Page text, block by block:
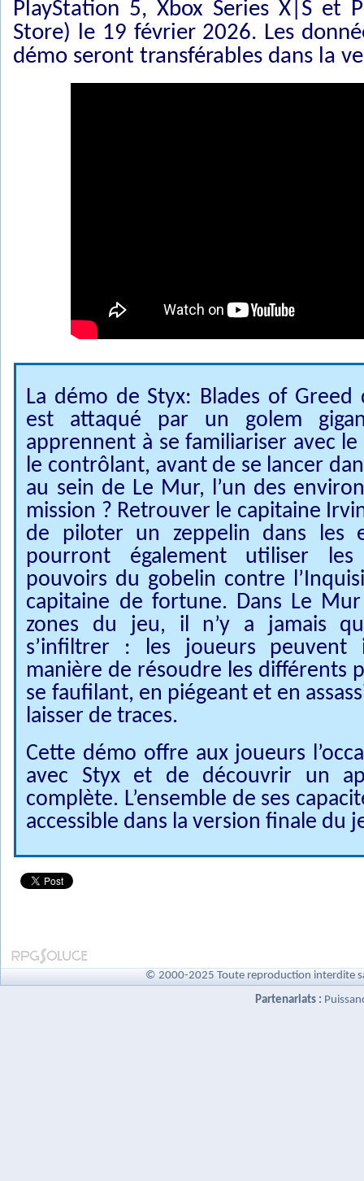
PlayStation 5, Xbox Series X|S et
Store) le 19 février 2026. Les
démo seront transférables dans la
La démo de Styx: Blades of
est attaqué par un golem
apprennent à se familiariser avec
le contrôlant, avant de se lancer
au sein de Le Mur, l’un des
mission ? Retrouver le capitaine
de piloter un zeppelin dans les
pourront également utiliser
pouvoirs du gobelin contre
capitaine de fortune. Dans Le
zones du jeu, il n’y a jamais
s’infiltrer : les joueurs peuvent
manière de résoudre les différents
se faufilant, en piégeant et en
laisser de traces.
Cette démo offre aux joueurs
avec Styx et de découvrir un
complète. L’ensemble de ses
accessible dans la version finale du
© 2000-2025 Toute reproduction interdite
Partenariats :